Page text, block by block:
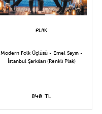
Modern Folk Üçlüsü - Emel Sayın -
İstanbul Şarkıları (Renkli Plak)
840 TL